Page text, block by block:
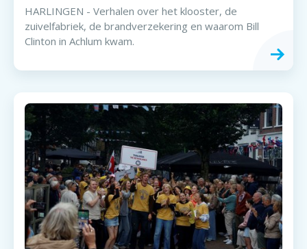
HARLINGEN - Verhalen over het klooster, de
zuivelfabriek, de brandverzekering en waarom Bill
Clinton in Achlum kwam.